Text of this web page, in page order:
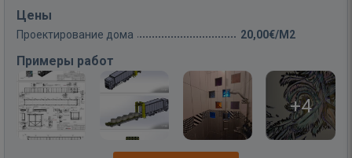
Цены
Проектирование дома 20,00€/M2
Примеры работ
+4